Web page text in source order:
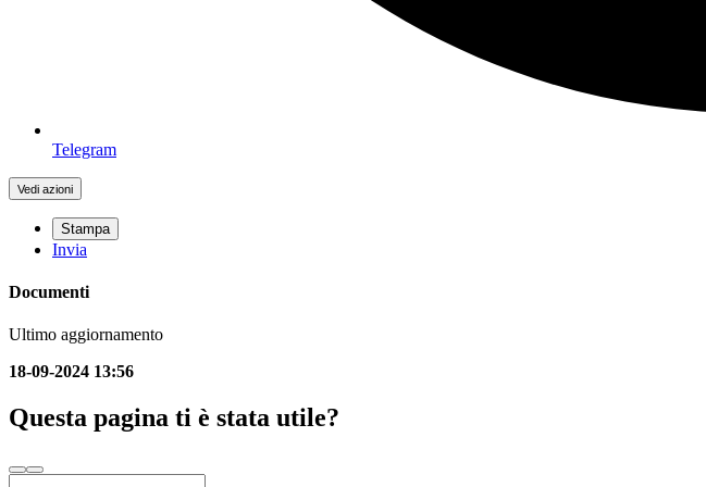
Telegram
Vedi azioni
Stampa
Invia
Documenti
Ultimo aggiornamento
18-09-2024 13:56
Questa pagina ti è stata utile?